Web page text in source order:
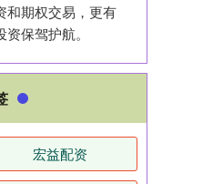
和期权交易，更有
保驾护航。
宏益配资